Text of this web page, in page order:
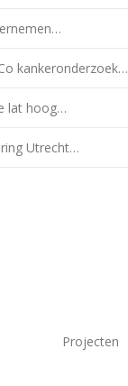
kankeronderzoek…
lat hoog…
Utrecht…
Projecten